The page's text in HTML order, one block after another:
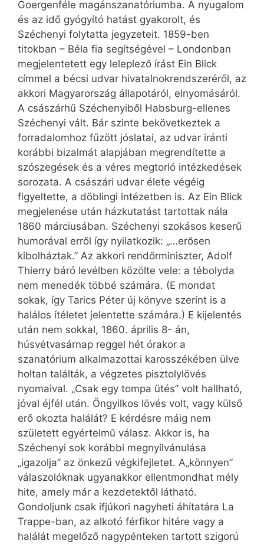
Goergenféle magánszanatóriumba. A nyugalom
és az idő gyógyító hatást gyakorolt, és
Széchenyi folytatta jegyzeteit. 1859-ben
titokban – Béla fia segítségével – Londonban
megjelentetett egy leleplező írást Ein Blick
címmel a bécsi udvar hivatalnokrendszeréről, az
akkori Magyarország állapotáról, elnyomásáról.
A császárhű Széchenyiből Habsburg-ellenes
Széchenyi vált. Bár szinte bekövetkeztek a
forradalomhoz fűzött jóslatai, az udvar iránti
korábbi bizalmát alapjában megrendítette a
szószegések és a véres megtorló intézkedések
sorozata. A császári udvar élete végéig
figyeltette, a döblingi intézetben is. Az Ein Blick
megjelenése után házkutatást tartottak nála
1860 márciusában. Széchenyi szokásos keserű
humorával erről így nyilatkozik: „…erősen
kibolháztak.” Az akkori rendőrminiszter, Adolf
Thierry báró levélben közölte vele: a tébolyda
nem menedék többé számára. (E mondat
sokak, így Tarics Péter új könyve szerint is a
halálos ítéletet jelentette számára.) E kijelentés
után nem sokkal, 1860. április 8- án,
húsvétvasárnap reggel hét órakor a
szanatórium alkalmazottai karosszékében ülve
holtan találták, a végzetes pisztolylövés
nyomaival. „Csak egy tompa ütés” volt hallható,
jóval éjfél után. Öngyilkos lövés volt, vagy külső
erő okozta halálát? E kérdésre máig nem
született egyértelmű válasz. Akkor is, ha
Széchenyi sok korábbi megnyilvánulása
„igazolja” az önkezű végkifejletet. A„könnyen”
válaszolóknak ugyanakkor ellentmondhat mély
hite, amely már a kezdetektől látható.
Gondoljunk csak ifjúkori nagyheti áhítatára La
Trappe-ban, az alkotó férfikor hitére vagy a
halálát megelőző nagypénteken tartott szigorú